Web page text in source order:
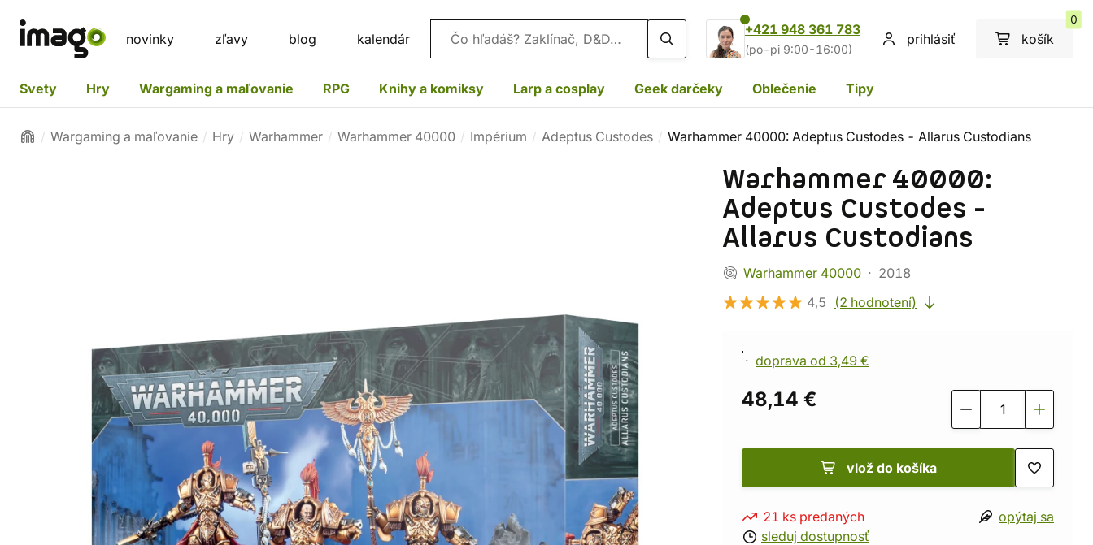
novinky zľavy blog kalendár Vyhľadávanie
+421 948 361 783
(po-pi 9:00-16:00)
prihlásiť košík
0
Svety Hry Wargaming a maľovanie RPG Knihy a komiksy Larp a cosplay Geek darčeky Oblečenie Tipy
Wargaming a maľovanie Hry Warhammer Warhammer 40000 Impérium Adeptus Custodes Warhammer 40000: Adeptus Custodes - Allarus Custodians
Warhammer 40000:
Adeptus Custodes -
Allarus Custodians
Warhammer 40000
2018
4,5
(2 hodnotení)
doprava od 3,49 €
48,14 €
vlož do košíka
21 ks predaných
sleduj dostupnosť
opýtaj sa